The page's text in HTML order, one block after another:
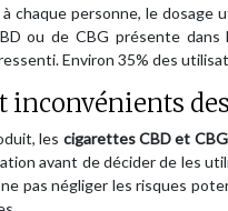
chaque personne, le dosage
ou de CBG présente
Environ 35% des
inconvénients
les cigarettes CBD et
avant de décider de les
pas négliger les risques